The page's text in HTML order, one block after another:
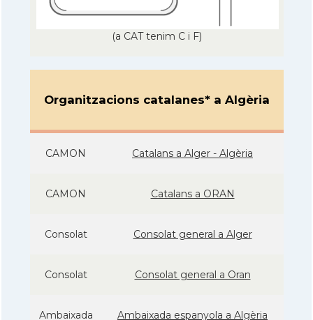
(a CAT tenim C i F)
Organitzacions catalanes* a Algèria
CAMON Catalans a Alger - Algèria
CAMON Catalans a ORAN
Consolat Consolat general a Alger
Consolat Consolat general a Oran
Ambaixada Ambaixada espanyola a Algèria